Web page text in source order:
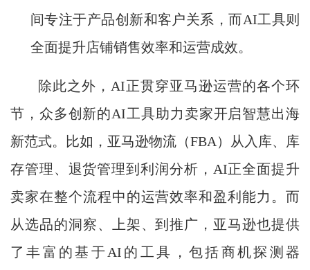
间专注于产品创新和客户关系，而AI工具则
全面提升店铺销售效率和运营成效。
除此之外，AI正贯穿亚马逊运营的各个环
节，众多创新的AI工具助力卖家开启智慧出海
新范式。比如，亚马逊物流（FBA）从入库、库
存管理、退货管理到利润分析，AI正全面提升
卖家在整个流程中的运营效率和盈利能力。而
从选品的洞察、上架、到推广，亚马逊也提供
了丰富的基于AI的工具，包括商机探测器